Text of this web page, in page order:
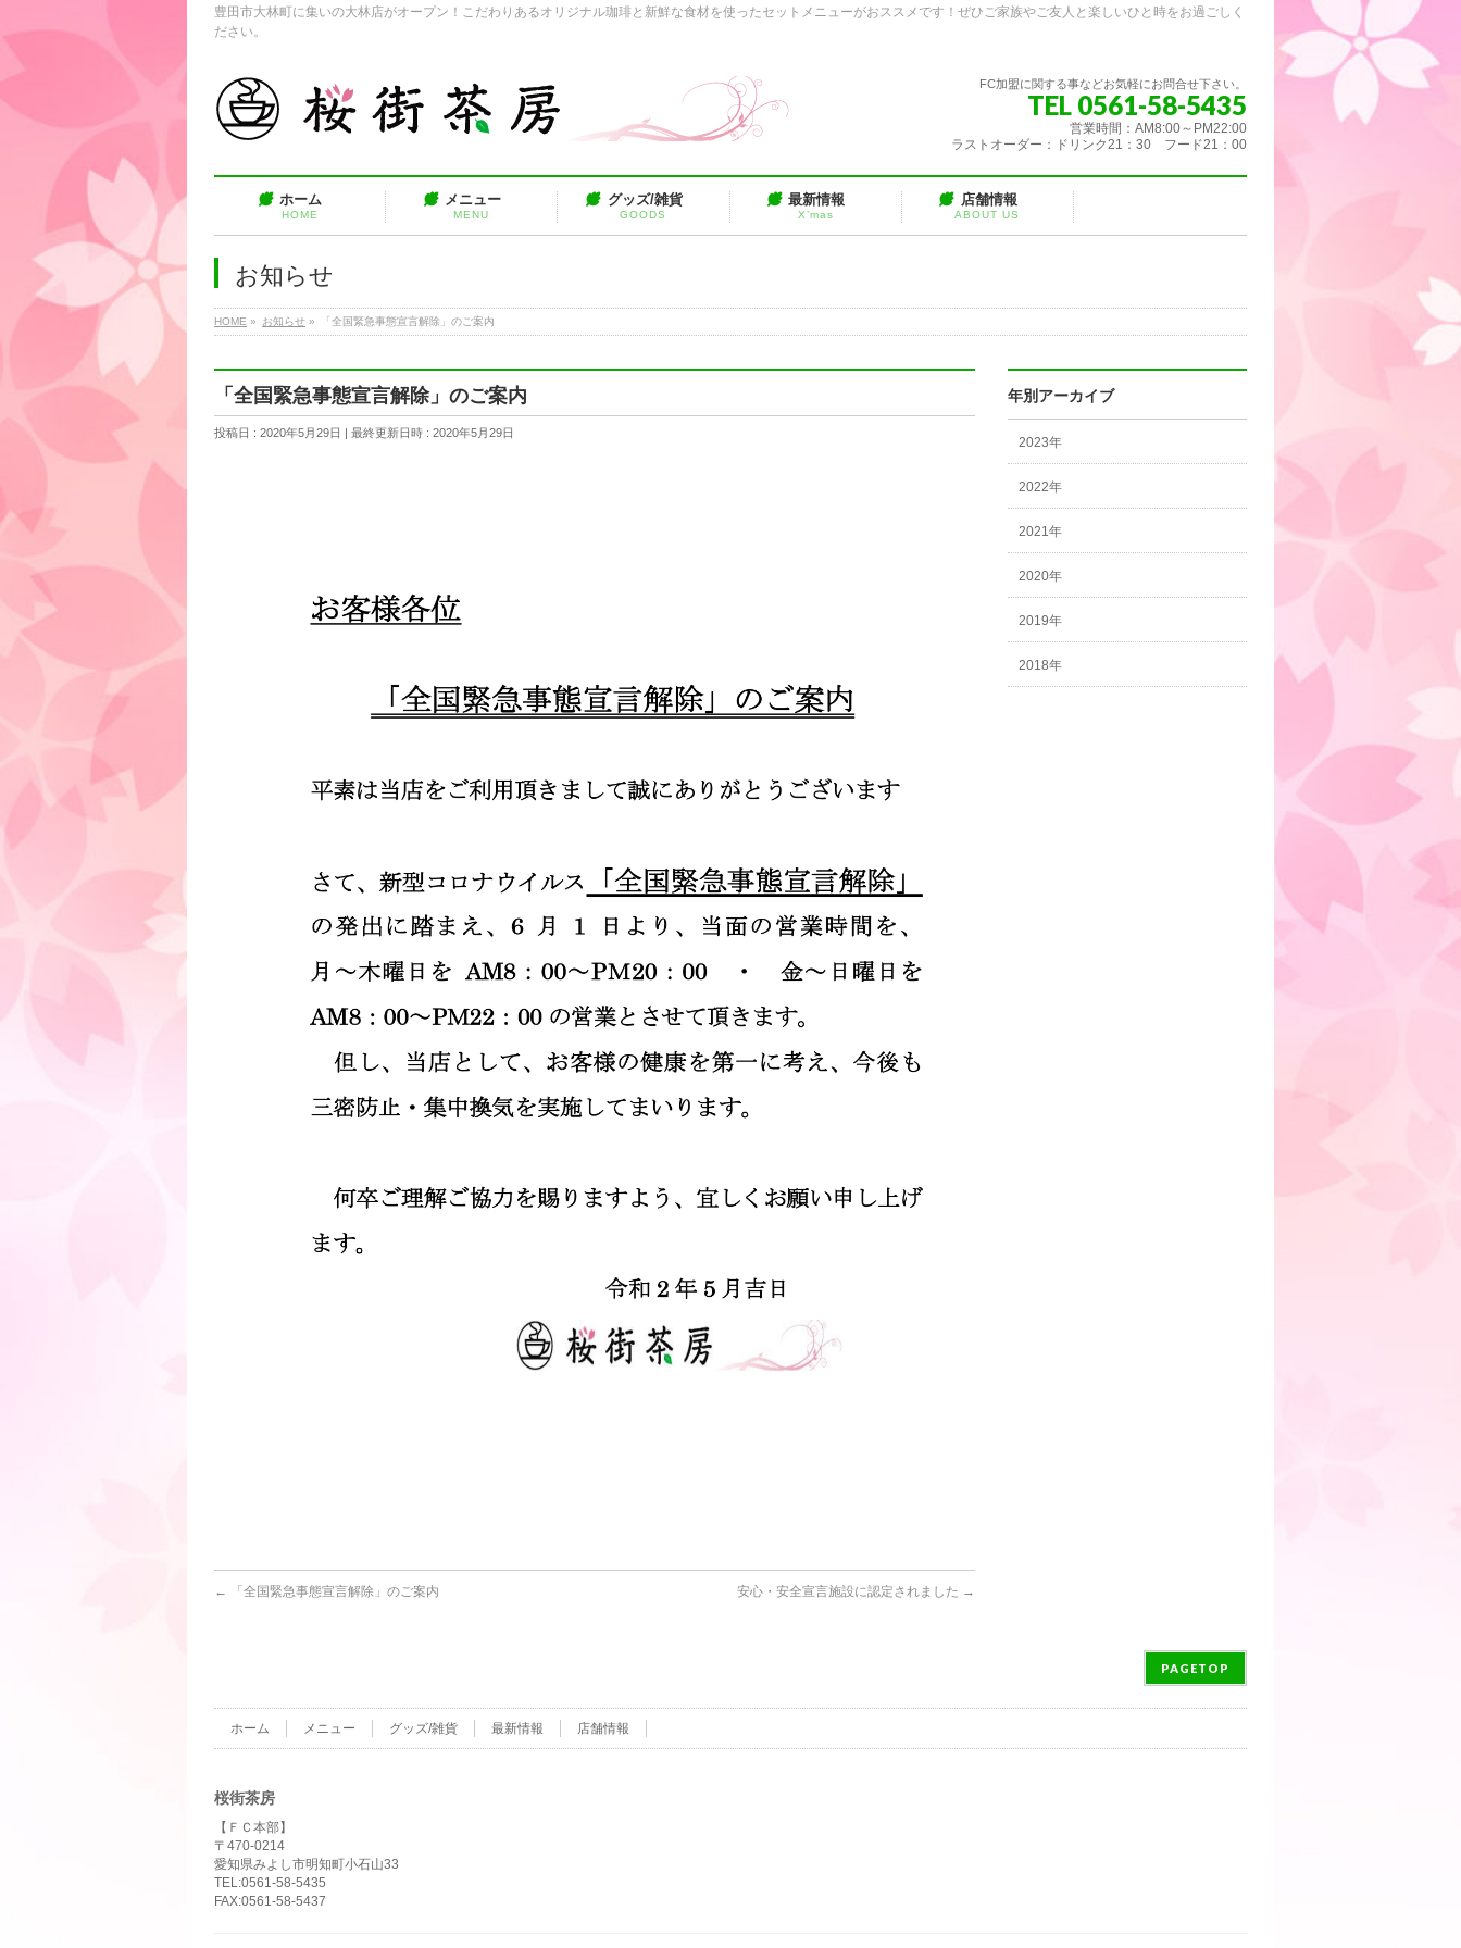
豊田市大林町に集いの大林店がオープン！こだわりあるオリジナル珈琲と新鮮な食材を使ったセットメニューがおススメです！ぜひご家族やご友人と楽しいひと時をお過ごしく
ださい。
FC加盟に関する事などお気軽にお問合せ下さい。
TEL 0561-58-5435
営業時間：AM8:00～PM22:00
ラストオーダー：ドリンク21：30 フード21：00
ホーム
HOME
メニュー
MENU
グッズ/雑貨
GOODS
最新情報
X’mas
店舗情報
ABOUT US
お知らせ
HOME » お知らせ » 「全国緊急事態宣言解除」のご案内
「全国緊急事態宣言解除」のご案内
投稿日 : 2020年5月29日 最終更新日時 : 2020年5月29日
← 「全国緊急事態宣言解除」のご案内 安心・安全宣言施設に認定されました →
年別アーカイブ
2023年
2022年
2021年
2020年
2019年
2018年
PAGETOP
ホーム メニュー グッズ/雑貨 最新情報 店舗情報
桜街茶房
【ＦＣ本部】
〒470-0214
愛知県みよし市明知町小石山33
TEL:0561-58-5435
FAX:0561-58-5437